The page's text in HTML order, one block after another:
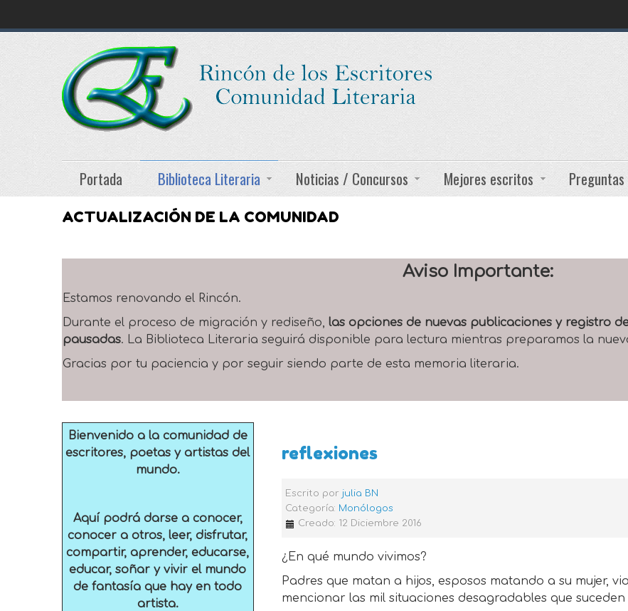
Portada Biblioteca Literaria Noticias / Concursos Mejores escritos Preguntas
ACTUALIZACIÓN DE LA COMUNIDAD
Aviso Importante:
Estamos renovando el Rincón.
Durante el proceso de migración y rediseño, las opciones de nuevas publicaciones y registro
pausadas. La Biblioteca Literaria seguirá disponible para lectura mientras preparamos la
Gracias por tu paciencia y por seguir siendo parte de esta memoria literaria.
reflexiones
Escrito por julia BN
Categoría: Monólogos
Creado: 12 Diciembre 2016
¿En qué mundo vivimos?
Padres que matan a hijos, esposos matando a su mujer,
mencionar las mil situaciones desagradables que
Bienvenido a la comunidad de
escritores, poetas y artistas del
mundo.
Aquí podrá darse a conocer,
conocer a otros, leer, disfrutar,
compartir, aprender, educarse,
educar, soñar y vivir el mundo
de fantasía que hay en todo
artista.